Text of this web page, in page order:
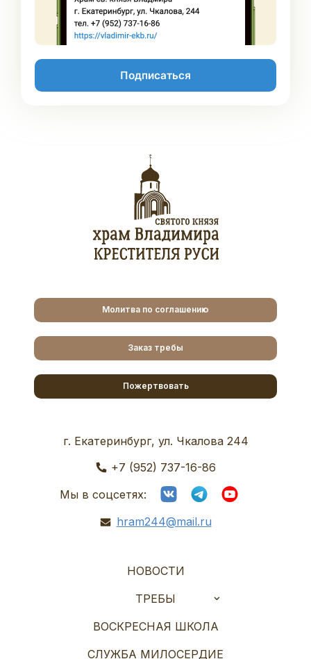
Подписаться
Молитва по соглашению
Заказ требы
Пожертвовать
г. Екатеринбург, ул. Чкалова 244
+7 (952) 737-16-86
Мы в соцсетях:
hram244@mail.ru
НОВОСТИ
ТРЕБЫ
ВОСКРЕСНАЯ ШКОЛА
СЛУЖБА МИЛОСЕРДИЕ